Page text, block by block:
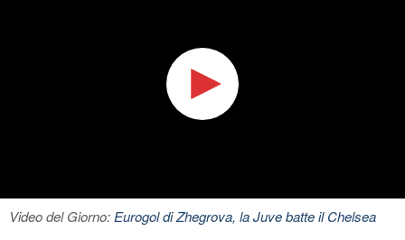
Video del Giorno:Eurogol di Zhegrova, la Juve batte il Chelsea